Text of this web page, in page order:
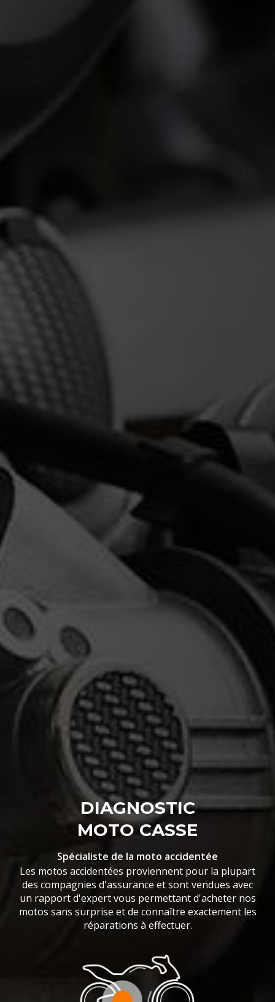
DIAGNOSTIC
MOTO CASSE
Spécialiste de la moto accidentée
Les motos accidentées proviennent pour la plupart
des compagnies d'assurance et sont vendues avec
un rapport d'expert vous permettant d'acheter nos
motos sans surprise et de connaître exactement les
réparations à effectuer.